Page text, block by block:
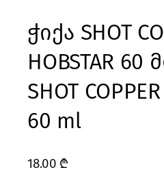
ჭიქა SHOT
HOBSTAR
SHOT
60 ml
18.00 ₾